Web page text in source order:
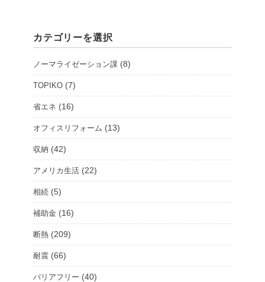
ョ
ル
ー
を
選
択
カテゴリーを選択
ノーマライゼーション課 (8)
TOPIKO (7)
省エネ (16)
オフィスリフォーム (13)
収納 (42)
アメリカ生活 (22)
相続 (5)
補助金 (16)
断熱 (209)
耐震 (66)
バリアフリー (40)